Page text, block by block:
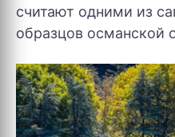
считают одними из
образцов османской